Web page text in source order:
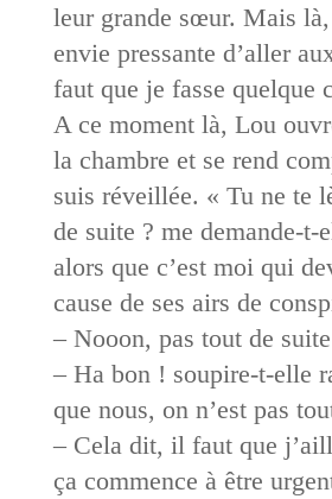
leur grande sœur. Mais là,
envie pressante d’aller
faut que je fasse quelque
A ce moment là, Lou
la chambre et se rend
suis réveillée. « Tu ne te
de suite ? me demande-t-
alors que c’est moi qui
cause de ses airs de
– Nooon, pas tout de
– Ha bon ! soupire-t-elle
que nous, on n’est pas
– Cela dit, il faut que
ça commence à être